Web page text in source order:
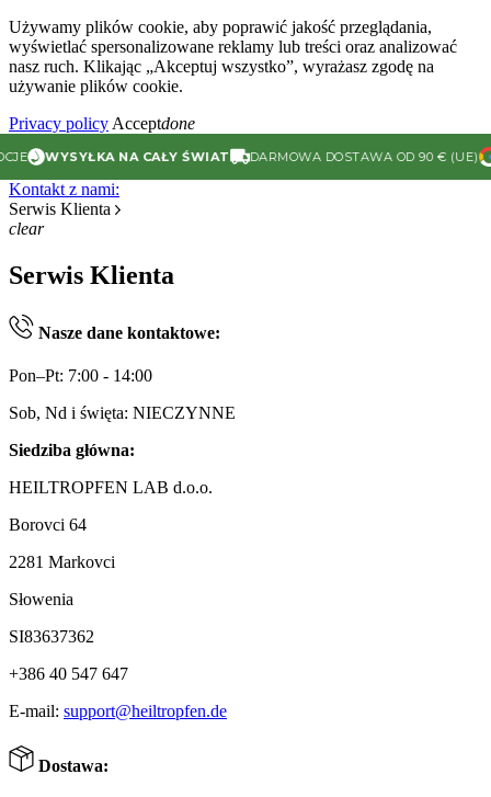
Używamy plików cookie, aby poprawić jakość przeglądania,
wyświetlać spersonalizowane reklamy lub treści oraz analizować
nasz ruch. Klikając „Akceptuj wszystko”, wyrażasz zgodę na
używanie plików cookie.
Privacy policy Acceptdone
WYSYŁKA NA CAŁY ŚWIAT DARMOWA DOSTAWA OD 90 € (UE)
Kontakt z nami:
Serwis Klienta
clear
Serwis Klienta
Nasze dane kontaktowe:
Pon–Pt: 7:00 - 14:00
Sob, Nd i święta: NIECZYNNE
Siedziba główna:
HEILTROPFEN LAB d.o.o.
Borovci 64
2281 Markovci
Słowenia
SI83637362
+386 40 547 647
E-mail: support@heiltropfen.de
Dostawa: